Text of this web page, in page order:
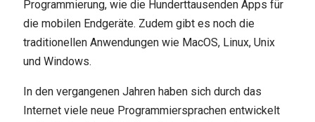
Programmierung, wie die Hunderttausenden Apps für
die mobilen Endgeräte. Zudem gibt es noch die
traditionellen Anwendungen wie MacOS, Linux, Unix
und Windows.
In den vergangenen Jahren haben sich durch das
Internet viele neue Programmiersprachen entwickelt